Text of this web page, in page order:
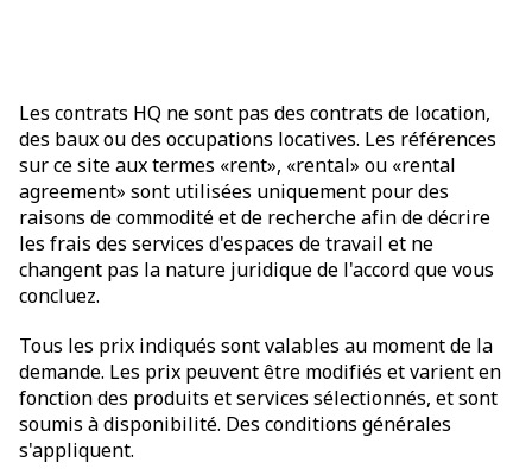
Les contrats HQ ne sont pas des contrats de location,
des baux ou des occupations locatives. Les références
sur ce site aux termes «rent», «rental» ou «rental
agreement» sont utilisées uniquement pour des
raisons de commodité et de recherche afin de décrire
les frais des services d'espaces de travail et ne
changent pas la nature juridique de l'accord que vous
concluez.
Tous les prix indiqués sont valables au moment de la
demande. Les prix peuvent être modifiés et varient en
fonction des produits et services sélectionnés, et sont
soumis à disponibilité. Des conditions générales
s'appliquent.